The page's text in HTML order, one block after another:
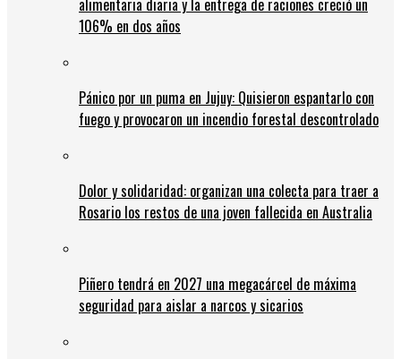
alimentaria diaria y la entrega de raciones creció un
106% en dos años
Pánico por un puma en Jujuy: Quisieron espantarlo con
fuego y provocaron un incendio forestal descontrolado
Dolor y solidaridad: organizan una colecta para traer a
Rosario los restos de una joven fallecida en Australia
Piñero tendrá en 2027 una megacárcel de máxima
seguridad para aislar a narcos y sicarios